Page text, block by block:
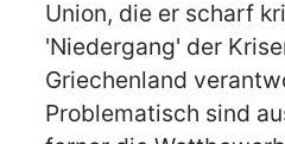
Union, die er scharf
'Niedergang' der
Griechenland
Problematisch sind